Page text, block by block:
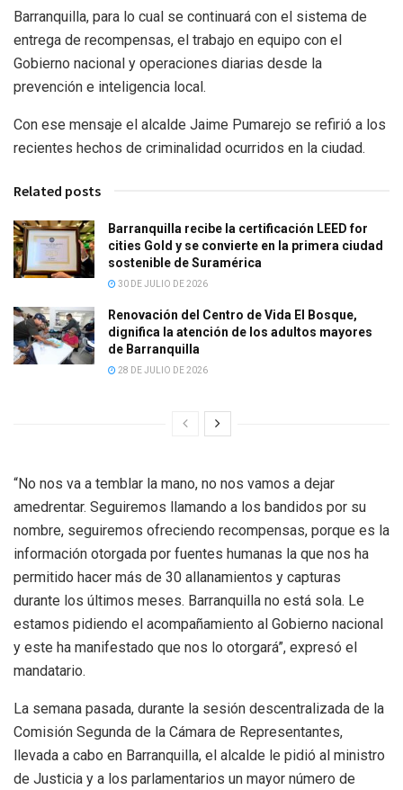
Barranquilla, para lo cual se continuará con el sistema de
entrega de recompensas, el trabajo en equipo con el
Gobierno nacional y operaciones diarias desde la
prevención e inteligencia local.
Con ese mensaje el alcalde Jaime Pumarejo se refirió a los
recientes hechos de criminalidad ocurridos en la ciudad.
Related posts
Barranquilla recibe la certificación LEED for
cities Gold y se convierte en la primera ciudad
sostenible de Suramérica
30 DE JULIO DE 2026
Renovación del Centro de Vida El Bosque,
dignifica la atención de los adultos mayores
de Barranquilla
28 DE JULIO DE 2026
“No nos va a temblar la mano, no nos vamos a dejar
amedrentar. Seguiremos llamando a los bandidos por su
nombre, seguiremos ofreciendo recompensas, porque es la
información otorgada por fuentes humanas la que nos ha
permitido hacer más de 30 allanamientos y capturas
durante los últimos meses. Barranquilla no está sola. Le
estamos pidiendo el acompañamiento al Gobierno nacional
y este ha manifestado que nos lo otorgará”, expresó el
mandatario.
La semana pasada, durante la sesión descentralizada de la
Comisión Segunda de la Cámara de Representantes,
llevada a cabo en Barranquilla, el alcalde le pidió al ministro
de Justicia y a los parlamentarios un mayor número de